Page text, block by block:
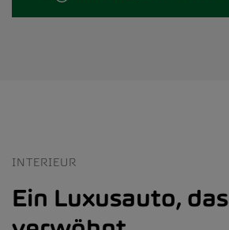
INTERIEUR
Ein Luxusauto, das